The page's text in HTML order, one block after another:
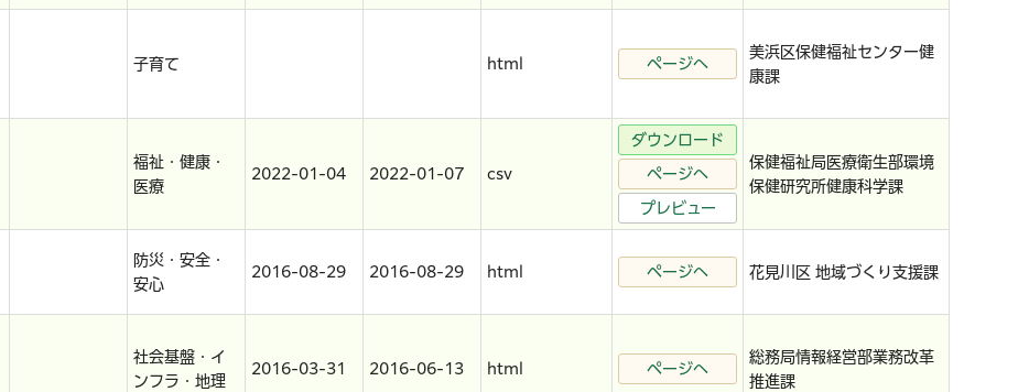
子育て html ページへ
美浜区保健福祉センター健
康課
福祉・健康・
医療
2022-01-04 2022-01-07 csv
ダウンロード
ページへ
プレビュー
保健福祉局医療衛生部環境
保健研究所健康科学課
防災・安全・
安心
2016-08-29 2016-08-29 html ページへ 花見川区 地域づくり支援課
社会基盤・イ
ンフラ・地理
2016-03-31 2016-06-13 html ページへ
総務局情報経営部業務改革
推進課